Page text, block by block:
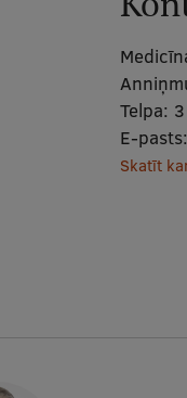
Telpa:
E-pasts:
Skatīt